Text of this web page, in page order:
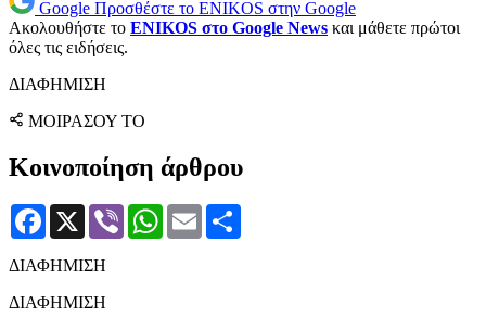
Google Προσθέστε το ENIKOS στην Google
Ακολουθήστε το ENIKOS στο Google News και μάθετε πρώτοι
όλες τις ειδήσεις.
ΔΙΑΦΗΜΙΣΗ
ΜΟΙΡΑΣΟΥ ΤΟ
Κοινοποίηση άρθρου
Facebook
X Viber WhatsApp
Email
ΔΙΑΦΗΜΙΣΗ
ΔΙΑΦΗΜΙΣΗ